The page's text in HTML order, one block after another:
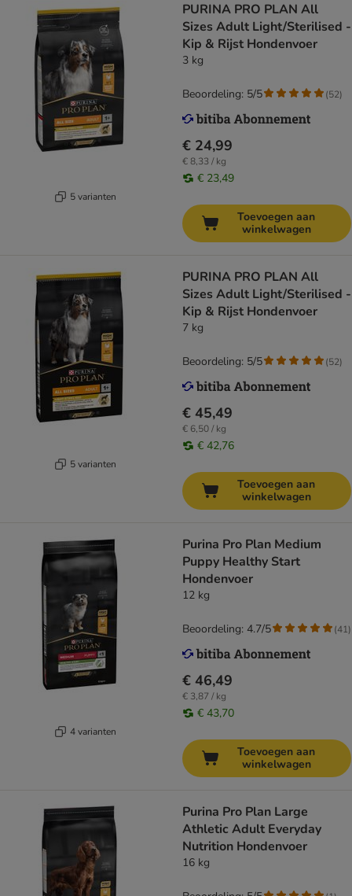
5 varianten
PURINA PRO PLAN All
Sizes Adult Light/Sterilised -
Kip & Rijst Hondenvoer
3 kg
€ 24,99
€ 8,33 / kg
€ 23,49
Beoordeling: 5/5 (52)
Toevoegen aan
winkelwagen
5 varianten
PURINA PRO PLAN All
Sizes Adult Light/Sterilised -
Kip & Rijst Hondenvoer
7 kg
€ 45,49
€ 6,50 / kg
€ 42,76
Beoordeling: 5/5 (52)
Toevoegen aan
winkelwagen
4 varianten
Purina Pro Plan Medium
Puppy Healthy Start
Hondenvoer
12 kg
€ 46,49
€ 3,87 / kg
€ 43,70
Beoordeling: 4.7/5 (41)
Toevoegen aan
winkelwagen
Purina Pro Plan Large
Athletic Adult Everyday
Nutrition Hondenvoer
16 kg